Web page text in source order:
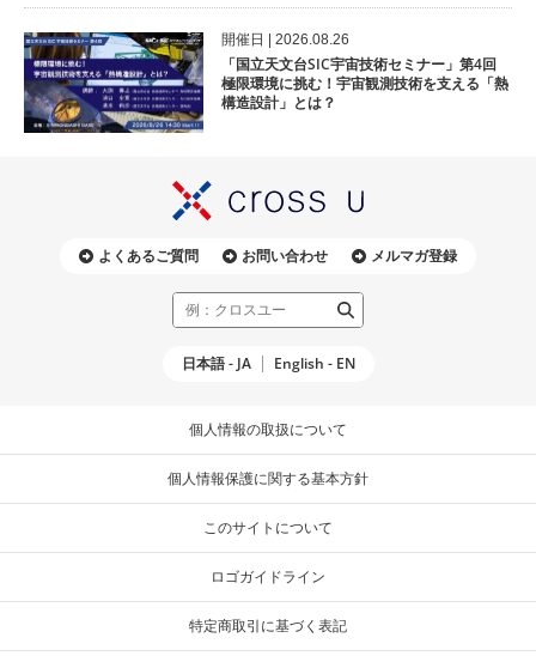
開催⽇ | 2026.08.26
「国立天文台SIC宇宙技術セミナー」第4回
極限環境に挑む！宇宙観測技術を支える「熱
構造設計」とは？
よくあるご質問 お問い合わせ メルマガ登録
日本語 - JA English - EN
個人情報の取扱について
個人情報保護に関する基本方針
このサイトについて
ロゴガイドライン
特定商取引に基づく表記